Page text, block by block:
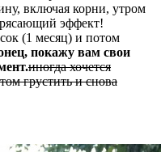
включая корни, утром
эффект!
(1 месяц) и потом
покажу вам свои
иногда хочется
грустить и снова